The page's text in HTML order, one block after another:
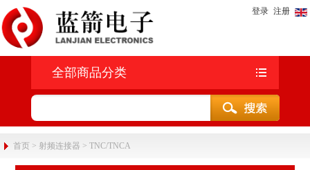
登录 注册
全部商品分类
首页 > 射频连接器 >TNC/TNCA